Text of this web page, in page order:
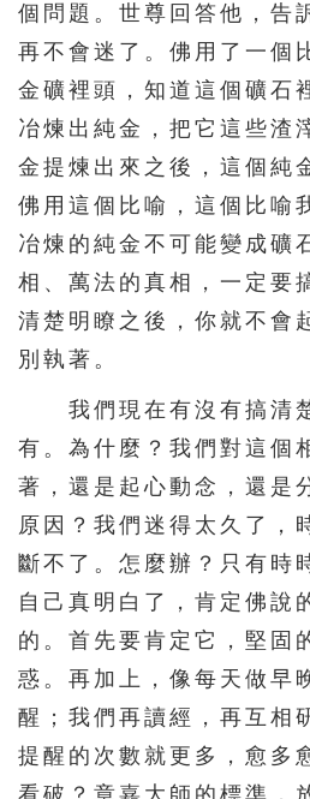
466 467 468
476 477 478
481 482 483
486 487 488
491 492 493
496 497 498
511 512 513
516 517 518
521 522 523
526 527 528
531 532 533
541 542 543
546 547 548
個問題。世尊回答他，告
再不會迷了。佛用了一個
金礦裡頭，知道這個礦石
冶煉出純金，把它這些渣
金提煉出來之後，這個純
佛用這個比喻，這個比喻
冶煉的純金不可能變成礦
相、萬法的真相，一定要
清楚明瞭之後，你就不會
別執著。
我們現在有沒有搞清
有。為什麼？我們對這個
著，還是起心動念，還是
原因？我們迷得太久了，
斷不了。怎麼辦？只有時
自己真明白了，肯定佛說
的。首先要肯定它，堅固
惑。再加上，像每天做早
醒；我們再讀經，再互相
提醒的次數就更多，愈多